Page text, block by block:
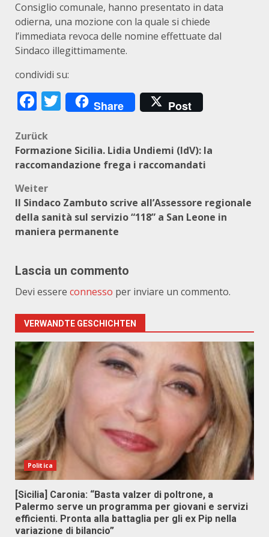
Consiglio comunale, hanno presentato in data
odierna, una mozione con la quale si chiede
l’immediata revoca delle nomine effettuate dal
Sindaco illegittimamente.
condividi su:
Facebook
Twitter
Share Post
Beitragsnavigation
Zurück
Formazione Sicilia. Lidia Undiemi (IdV): la
raccomandazione frega i raccomandati
Weiter
Il Sindaco Zambuto scrive all’Assessore regionale
della sanità sul servizio “118” a San Leone in
maniera permanente
Lascia un commento
Devi essere connesso per inviare un commento.
VERWANDTE GESCHICHTEN
Politica
[Sicilia] Caronia: “Basta valzer di poltrone, a
Palermo serve un programma per giovani e servizi
efficienti. Pronta alla battaglia per gli ex Pip nella
variazione di bilancio”